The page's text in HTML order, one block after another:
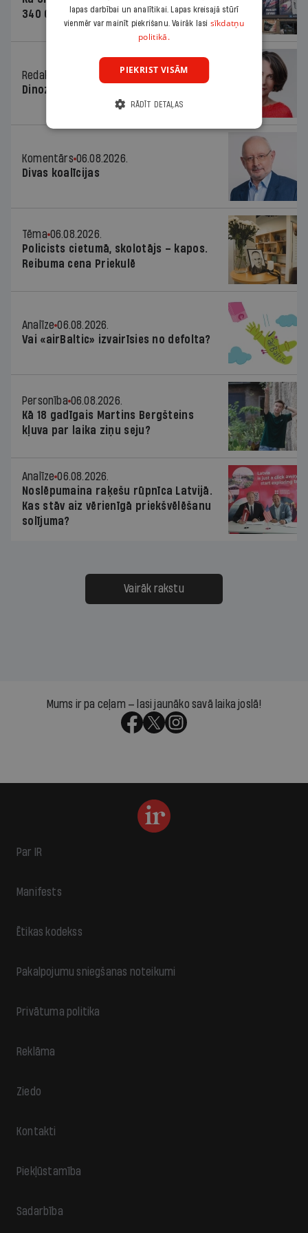
340 000 vērtu reklāmas kampaņu
Redaktores sleja
06.08.2026.
Dinozaura triks
Komentārs 06.08.2026.
Divas koalīcijas
Tēma 06.08.2026.
Policists cietumā, skolotājs – kapos.
Reibuma cena Priekulē
Analīze 06.08.2026.
Vai «airBaltic» izvairīsies no defolta?
Personība 06.08.2026.
Kā 18 gadīgais Martins Bergšteins
kļuva par laika ziņu seju?
Analīze 06.08.2026.
Noslēpumaina raķešu rūpnīca Latvijā.
Kas stāv aiz vērienīgā priekšvēlēšanu
solījuma?
Vairāk rakstu
Mums ir pa ceļam — lasi jaunāko savā laika joslā!
Par IR
Manifests
Ētikas kodekss
Pakalpojumu sniegšanas noteikumi
Privātuma politika
Reklāma
Ziedo
Kontakti
Piekļūstamība
Sadarbība
lapas darbībai un analītikai. Lapas kreisajā stūrī
vienmēr var mainīt piekrišanu. Vairāk lasi sīkdatņu
politikā.
PIEKRIST VISĀM
RĀDĪT DETAĻAS